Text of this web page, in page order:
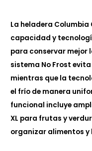
La heladera Columbia
capacidad y
para conservar mejor
sistema No Frost
mientras que la
el frío de manera
funcional incluye
XL para frutas y
organizar alimentos y